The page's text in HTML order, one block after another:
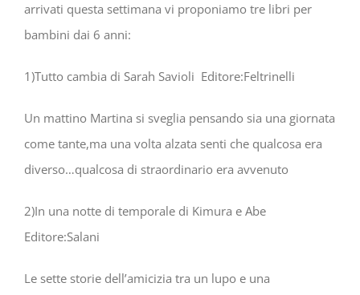
arrivati questa settimana vi proponiamo tre libri per
bambini dai 6 anni:
1)Tutto cambia di Sarah Savioli Editore:Feltrinelli
Un mattino Martina si sveglia pensando sia una giornata
come tante,ma una volta alzata senti che qualcosa era
diverso…qualcosa di straordinario era avvenuto
2)In una notte di temporale di Kimura e Abe
Editore:Salani
Le sette storie dell’amicizia tra un lupo e una